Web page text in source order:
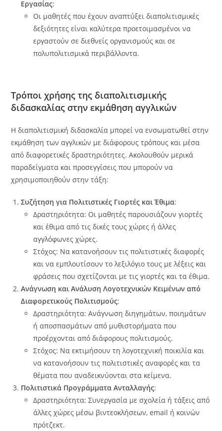
Εργασίας:
Οι μαθητές που έχουν αναπτύξει διαπολιτισμικές
δεξιότητες είναι καλύτερα προετοιμασμένοι να
εργαστούν σε διεθνείς οργανισμούς και σε
πολυπολιτισμικά περιβάλλοντα.
Τρόποι χρήσης της διαπολιτισμικής
διδασκαλίας στην εκμάθηση αγγλικών
Η διαπολιτισμική διδασκαλία μπορεί να ενσωματωθεί στην
εκμάθηση των αγγλικών με διάφορους τρόπους και μέσα
από διαφορετικές δραστηριότητες. Ακολουθούν μερικά
παραδείγματα και προσεγγίσεις που μπορούν να
χρησιμοποιηθούν στην τάξη:
Συζήτηση για Πολιτιστικές Γιορτές και Έθιμα:
Δραστηριότητα: Οι μαθητές παρουσιάζουν γιορτές
και έθιμα από τις δικές τους χώρες ή άλλες
αγγλόφωνες χώρες.
Στόχος: Να κατανοήσουν τις πολιτιστικές διαφορές
και να εμπλουτίσουν το λεξιλόγιο τους με λέξεις και
φράσεις που σχετίζονται με τις γιορτές και τα έθιμα.
Ανάγνωση και Ανάλυση Λογοτεχνικών Κειμένων από
Διαφορετικούς Πολιτισμούς:
Δραστηριότητα: Ανάγνωση διηγημάτων, ποιημάτων
ή αποσπασμάτων από μυθιστορήματα που
προέρχονται από διάφορους πολιτισμούς.
Στόχος: Να εκτιμήσουν τη λογοτεχνική ποικιλία και
να κατανοήσουν τις πολιτιστικές αναφορές και τα
θέματα που αναδεικνύονται στα κείμενα.
Πολιτιστικά Προγράμματα Ανταλλαγής:
Δραστηριότητα: Συνεργασία με σχολεία ή τάξεις από
άλλες χώρες μέσω βιντεοκλήσεων, email ή κοινών
πρότζεκτ.